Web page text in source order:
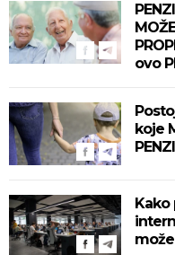
ovo
koje
Kako
može